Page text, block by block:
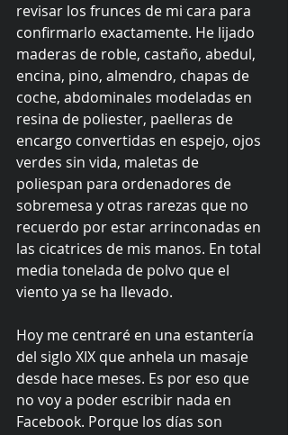
revisar los frunces de mi cara para
confirmarlo exactamente. He lijado
maderas de roble, castaño, abedul,
encina, pino, almendro, chapas de
coche, abdominales modeladas en
resina de poliester, paelleras de
encargo convertidas en espejo, ojos
verdes sin vida, maletas de
poliespan para ordenadores de
sobremesa y otras rarezas que no
recuerdo por estar arrinconadas en
las cicatrices de mis manos. En total
media tonelada de polvo que el
viento ya se ha llevado.
Hoy me centraré en una estantería
del siglo XIX que anhela un masaje
desde hace meses. Es por eso que
no voy a poder escribir nada en
Facebook. Porque los días son